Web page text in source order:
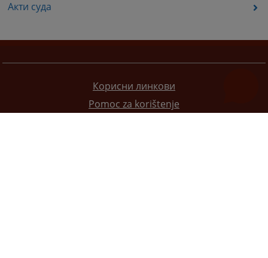
Акти суда
Корисни линкови
Pomoc za korištenje